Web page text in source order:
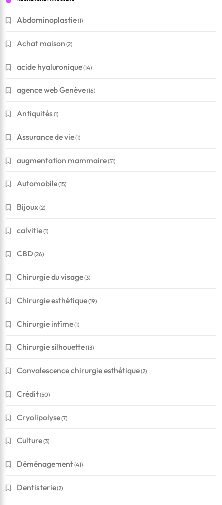
Abdominoplastie(1)
Achat maison (2)
acide hyaluronique(14)
agence web Genève(16)
Antiquités(1)
Assurance de vie(1)
augmentation mammaire(31)
Automobile(15)
Bijoux(2)
calvitie(1)
CBD (26)
Chirurgie du visage(3)
Chirurgie esthétique(19)
Chirurgie intîme(1)
Chirurgie silhouette(13)
Convalescence chirurgie esthétique(2)
Crédit(50)
Cryolipolyse(7)
Culture(3)
Déménagement(41)
Dentisterie(2)